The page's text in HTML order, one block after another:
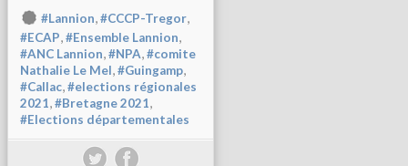
#Lannion,#CCCP-Tregor,
#ECAP,#Ensemble Lannion,
#ANC Lannion,#NPA,#comite
Nathalie Le Mel,#Guingamp,
#Callac,#elections régionales
2021,#Bretagne 2021,
#Elections départementales